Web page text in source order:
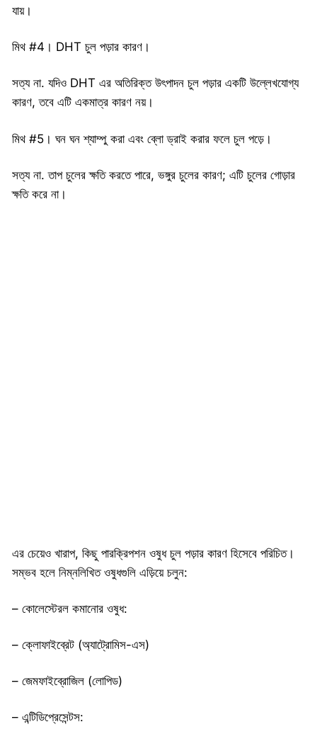
যায়।
মিথ #4। DHT চুল পড়ার কারণ।
সত্য না. যদিও DHT এর অতিরিক্ত উৎপাদন চুল পড়ার একটি উল্লেখযোগ্য
কারণ, তবে এটি একমাত্র কারণ নয়।
মিথ #5। ঘন ঘন শ্যাম্পু করা এবং ব্লো ড্রাই করার ফলে চুল পড়ে।
সত্য না. তাপ চুলের ক্ষতি করতে পারে, ভঙ্গুর চুলের কারণ; এটি চুলের গোড়ার
ক্ষতি করে না।
এর চেয়েও খারাপ, কিছু পারক্রিপশন ওষুধ চুল পড়ার কারণ হিসেবে পরিচিত।
সম্ভব হলে নিম্নলিখিত ওষুধগুলি এড়িয়ে চলুন:
– কোলেস্টেরল কমানোর ওষুধ:
– ক্লোফাইব্রেট (অ্যাট্রোমিস-এস)
– জেমফাইব্রোজিল (লোপিড)
– এন্টিডিপ্রেসেন্টস: